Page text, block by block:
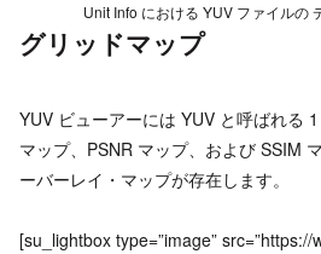
Unit Info における YUV ファイルの
グリッドマップ
YUV ビューアーには YUV と呼ばれる
マップ、PSNR マップ、および SSIM
ーバーレイ・マップが存在します。
[su_lightbox type=”image”